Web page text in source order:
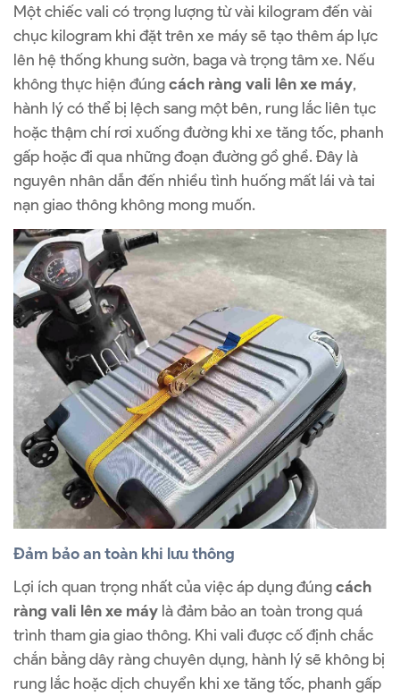
Một chiếc vali có trọng lượng từ vài kilogram đến vài
chục kilogram khi đặt trên xe máy sẽ tạo thêm áp lực
lên hệ thống khung sườn, baga và trọng tâm xe. Nếu
không thực hiện đúngcách ràng vali lên xe máy,
hành lý có thể bị lệch sang một bên, rung lắc liên tục
hoặc thậm chí rơi xuống đường khi xe tăng tốc, phanh
gấp hoặc đi qua những đoạn đường gồ ghề. Đây là
nguyên nhân dẫn đến nhiều tình huống mất lái và tai
nạn giao thông không mong muốn.
Đảm bảo an toàn khi lưu thông
Lợi ích quan trọng nhất của việc áp dụng đúngcách
ràng vali lên xe máy là đảm bảo an toàn trong quá
trình tham gia giao thông. Khi vali được cố định chắc
chắn bằng dây ràng chuyên dụng, hành lý sẽ không bị
rung lắc hoặc dịch chuyển khi xe tăng tốc, phanh gấp